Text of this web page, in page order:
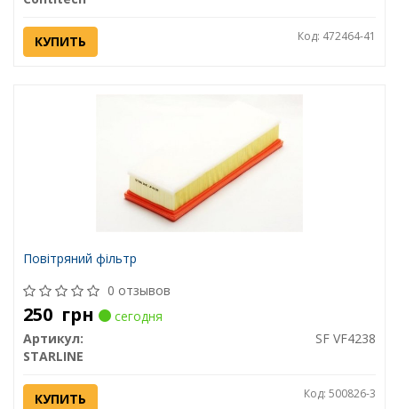
КУПИТЬ Код: 472464-41
Повітряний фільтр
0 отзывов
250 грн
сегодня
Артикул:
SF VF4238
STARLINE
КУПИТЬ Код: 500826-3